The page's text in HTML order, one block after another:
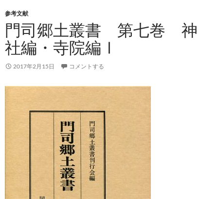
参考文献
門司郷土叢書 第七巻 神
社編・寺院編Ⅰ
2017年2月15日 コメントする